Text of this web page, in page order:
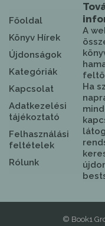
Főoldal
Könyv Hírek
Újdonságok
Kategóriák
Kapcsolat
Adatkezelési
tájékoztató
Felhasználási
feltételek
Rólunk
A
Ha
© Book1